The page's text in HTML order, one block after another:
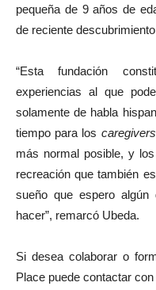
pequeña de 9 años de
de reciente
“Esta fundación
experiencias al que
solamente de habla
tiempo para los caregivers
más normal posible, y
recreación que también
sueño que espero
hacer”, remarcó Ubeda.
Si desea colaborar o
Place puede contactar